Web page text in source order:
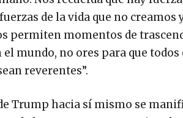
de la vida que no
permiten momentos de
el mundo, no ores para que
reverentes”.
Trump hacia sí mismo se